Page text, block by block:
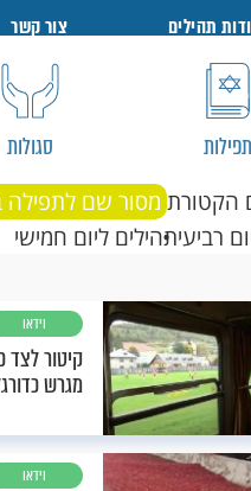
תהילים צור קשר
תפילות סגולות
הקטורת מסור שם לתפילה
רביעיתהילים ליום חמישי
וידאו
קיטור
מגרש
וידאו